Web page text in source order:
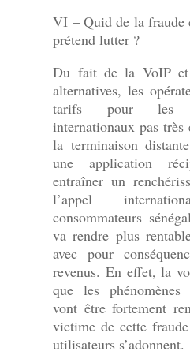
VI – Quid de la fraude
prétend lutter ?
Du fait de la VoIP et
alternatives, les
tarifs pour les
internationaux pas
la terminaison
une application
entraîner un
l’appel
consommateurs
va rendre plus
avec pour
revenus. En effet, la
que les phénomènes
vont être fortement
victime de cette
utilisateurs s’adonnent.